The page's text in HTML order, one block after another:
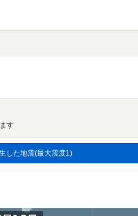
す
した地震(最大震度1)